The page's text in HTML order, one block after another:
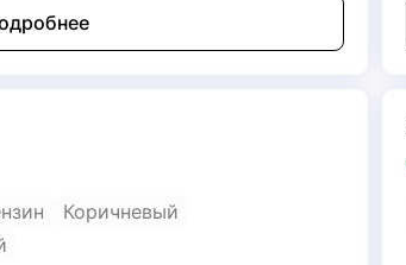
Коричневый